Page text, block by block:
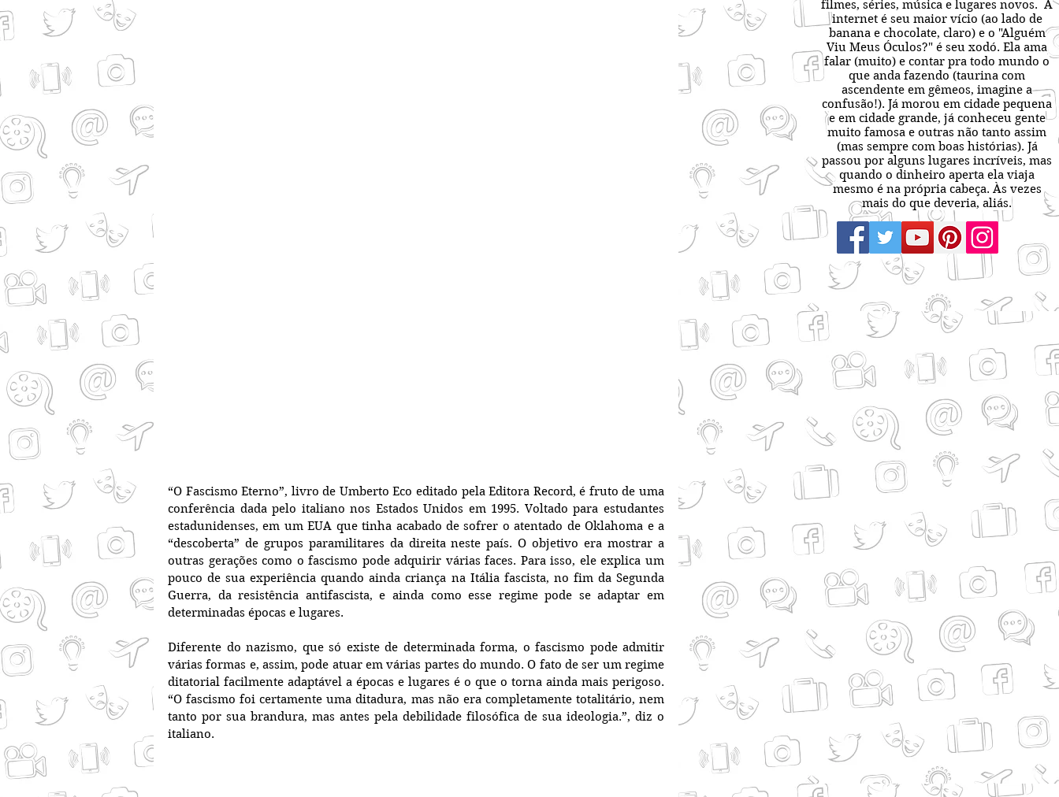
“O Fascismo Eterno”, livro de Umberto Eco editado pela Editora Record, é fruto de uma
conferência dada pelo italiano nos Estados Unidos em 1995. Voltado para estudantes
estadunidenses, em um EUA que tinha acabado de sofrer o atentado de Oklahoma e a
“descoberta” de grupos paramilitares da direita neste país. O objetivo era mostrar a
outras gerações como o fascismo pode adquirir várias faces. Para isso, ele explica um
pouco de sua experiência quando ainda criança na Itália fascista, no fim da Segunda
Guerra, da resistência antifascista, e ainda como esse regime pode se adaptar em
determinadas épocas e lugares.
Diferente do nazismo, que só existe de determinada forma, o fascismo pode admitir
várias formas e, assim, pode atuar em várias partes do mundo. O fato de ser um regime
ditatorial facilmente adaptável a épocas e lugares é o que o torna ainda mais perigoso.
“O fascismo foi certamente uma ditadura, mas não era completamente totalitário, nem
tanto por sua brandura, mas antes pela debilidade filosófica de sua ideologia.”, diz o
italiano.
filmes, séries, música e lugares novos. A
internet é seu maior vício (ao lado de
banana e chocolate, claro) e o "Alguém
Viu Meus Óculos?" é seu xodó. Ela ama
falar (muito) e contar pra todo mundo o
que anda fazendo (taurina com
ascendente em gêmeos, imagine a
confusão!). Já morou em cidade pequena
e em cidade grande, já conheceu gente
muito famosa e outras não tanto assim
(mas sempre com boas histórias). Já
passou por alguns lugares incríveis, mas
quando o dinheiro aperta ela viaja
mesmo é na própria cabeça. Às vezes
mais do que deveria, aliás.